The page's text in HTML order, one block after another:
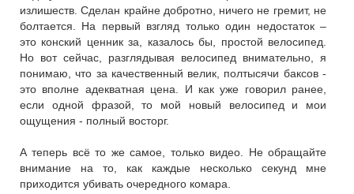
излишеств. Сделан крайне добротно, ничего не гремит, не
болтается. На первый взгляд только один недостаток –
это конский ценник за, казалось бы, простой велосипед.
Но вот сейчас, разглядывая велосипед внимательно, я
понимаю, что за качественный велик, полтысячи баксов -
это вполне адекватная цена. И как уже говорил ранее,
если одной фразой, то мой новый велосипед и мои
ощущения - полный восторг.
А теперь всё то же самое, только видео. Не обращайте
внимание на то, как каждые несколько секунд мне
приходится убивать очередного комара.